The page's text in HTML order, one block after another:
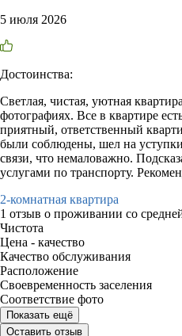
5 июля 2026
Достоинства:
Светлая, чистая, уютная
фотографиях. Все в квартире
приятный, ответственный
были соблюдены, шел на
связи, что немаловажно.
услугами по транспорту.
2-комнатная квартира
1 отзыв о проживании со
Чистота
Цена - качество
Качество обслуживания
Расположение
Своевременность заселения
Соответствие фото
Показать ещё
Оставить отзыв